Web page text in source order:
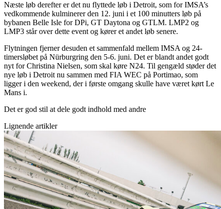
Næste løb derefter er det nu flyttede løb i Detroit, som for IMSA’s
vedkommende kulminerer den 12. juni i et 100 minutters løb på
bybanen Belle Isle for DPi, GT Daytona og GTLM. LMP2 og
LMP3 står over dette event og kører et andet løb senere.
Flytningen fjerner desuden et sammenfald mellem IMSA og 24-
timersløbet på Nürburgring den 5-6. juni. Det er blandt andet godt
nyt for Christina Nielsen, som skal køre N24. Til gengæld støder det
nye løb i Detroit nu sammen med FIA WEC på Portimao, som
ligger i den weekend, der i første omgang skulle have været kørt Le
Mans i.
Det er god stil at dele godt indhold med andre
Lignende artikler